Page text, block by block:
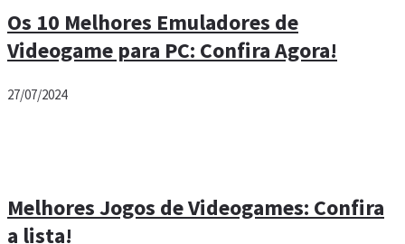
Os 10 Melhores Emuladores de
Videogame para PC: Confira Agora!
27/07/2024
Melhores Jogos de Videogames: Confira
a lista!